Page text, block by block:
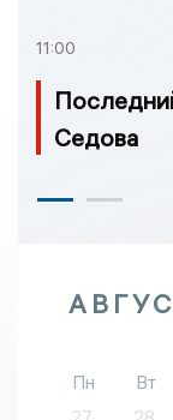
11:00
Седова
Пн Вт